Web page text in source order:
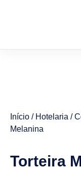
Início / Hotelaria /
Melanina
Torteira